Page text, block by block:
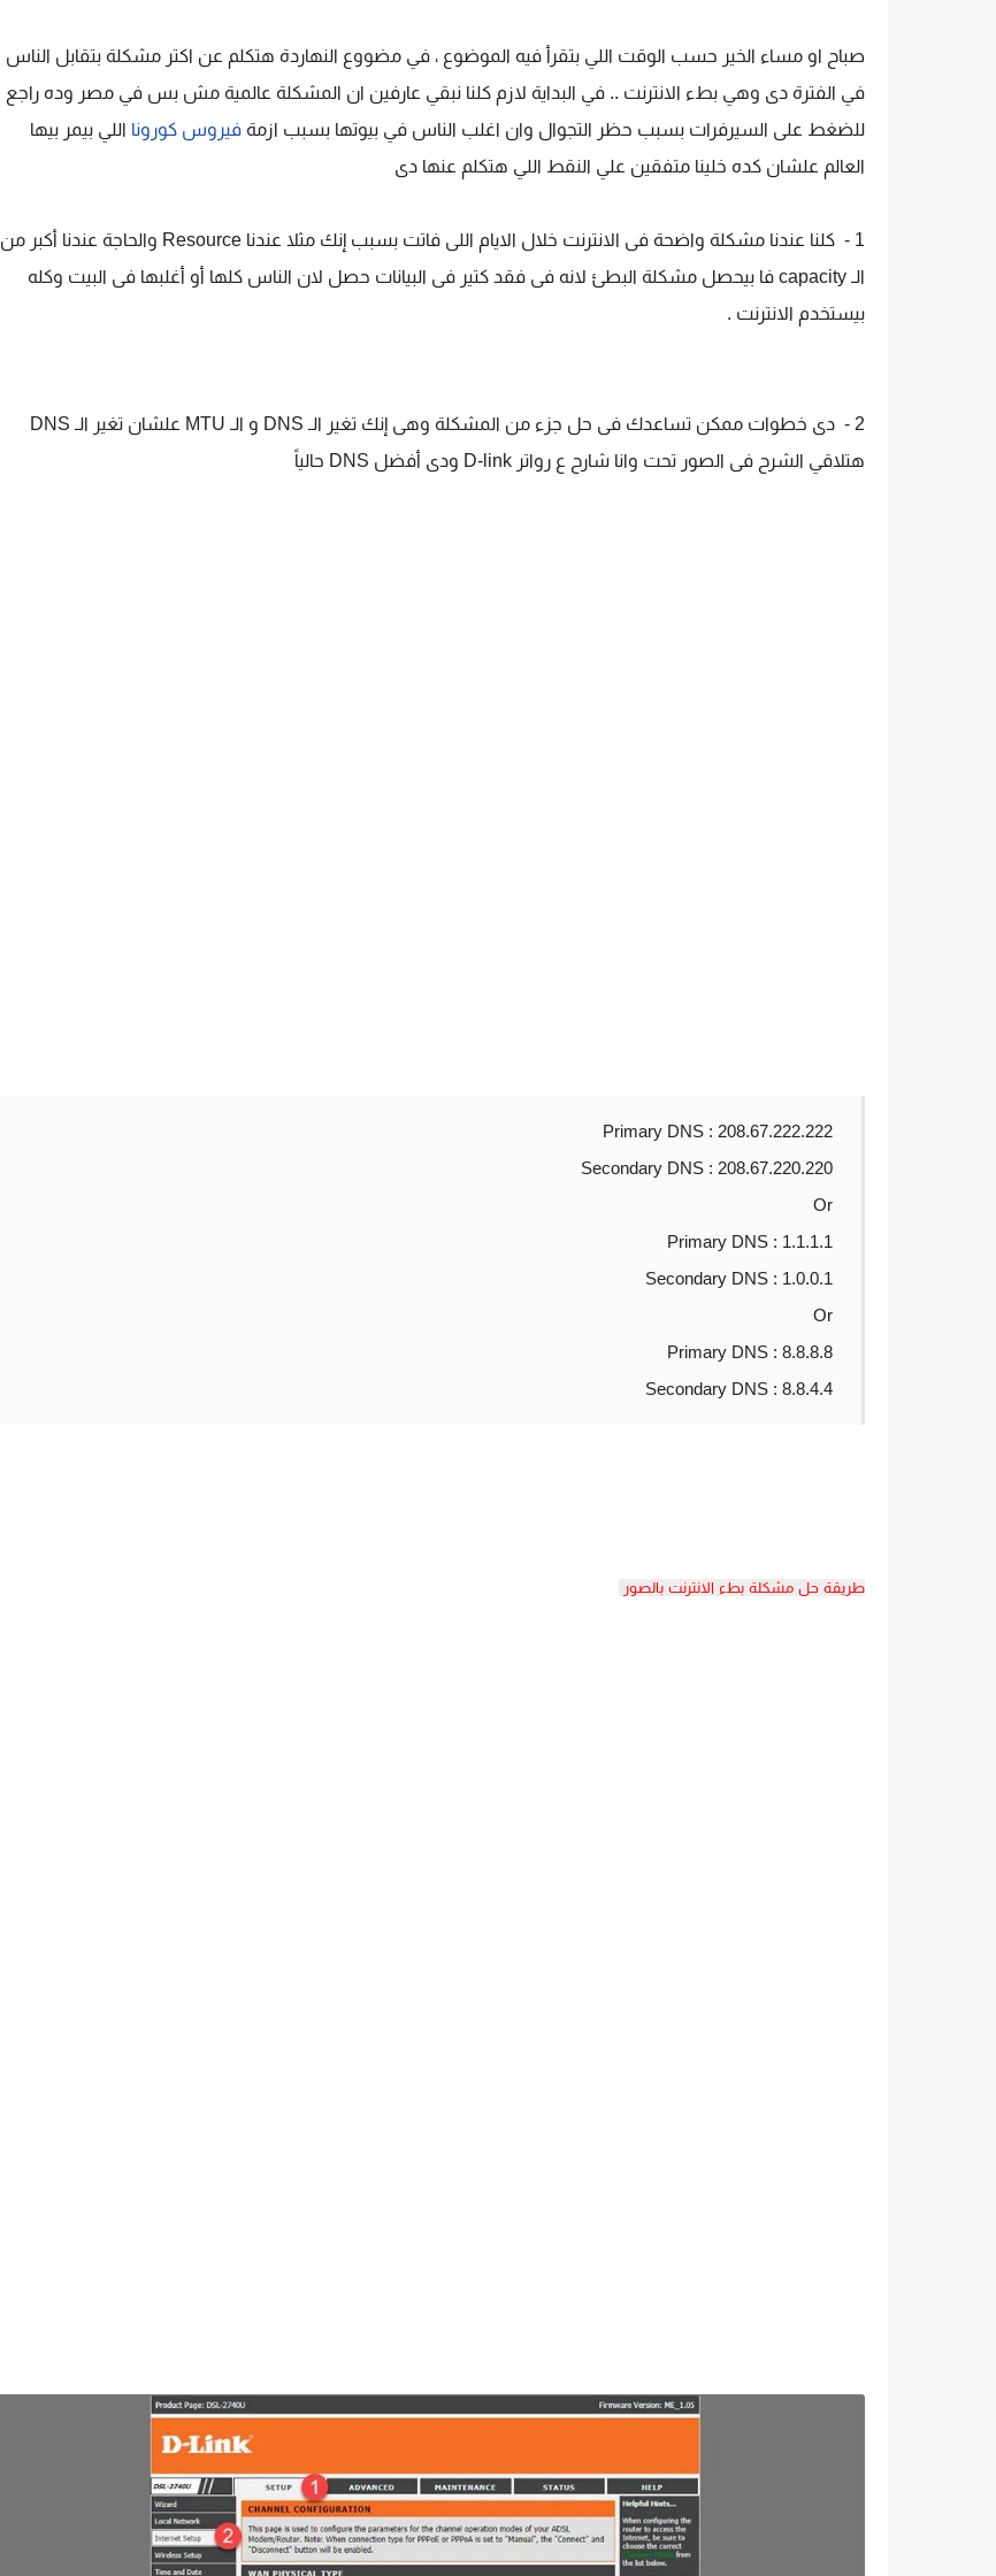
صباح او مساء الخير حسب الوقت اللي بتقرأ فيه الموضوع ، في مضووع النهاردة هتكلم عن اكتر مشكلة بتقابل الناس
في الفترة دى وهي بطء الانترنت .. في البداية لازم كلنا نبقي عارفين ان المشكلة عالمية مش بس في مصر وده راجع
للضغط على السيرفرات بسبب حظر التجوال وان اغلب الناس في بيوتها بسبب ازمةفيروس كورونا اللي بيمر بيها
العالم علشان كده خلينا متفقين علي النقط اللي هتكلم عنها دى
1 - كلنا عندنا مشكلة واضحة فى الانترنت خلال الايام اللى فاتت بسبب إنك مثلا عندنا Resource والحاجة عندنا أكبر من
الـ capacity فا بيحصل مشكلة البطئ لانه فى فقد كتير فى البيانات حصل لان الناس كلها أو أغلبها فى البيت وكله
بيستخدم الانترنت .
2 - دى خطوات ممكن تساعدك فى حل جزء من المشكلة وهى إنك تغير الـ DNS و الـ MTU علشان تغير الـ DNS
هتلاقي الشرح فى الصور تحت وانا شارح ع رواتر D-link ودى أفضل DNS حالياً
Primary DNS : 208.67.222.222
Secondary DNS : 208.67.220.220
Or
Primary DNS : 1.1.1.1
Secondary DNS : 1.0.0.1
Or
Primary DNS : 8.8.8.8
Secondary DNS : 8.8.4.4
طريقة حل مشكلة بطء الانترنت بالصور